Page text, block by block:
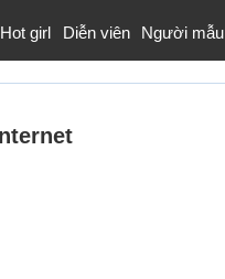
Hot girl Diễn viên Người mẫu